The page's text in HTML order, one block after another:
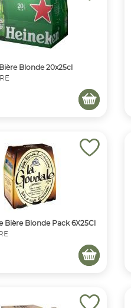
Blonde 20x25cl
Bière Blonde Pack 6X25Cl